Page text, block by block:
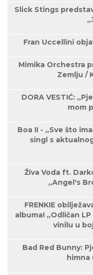
Slick Stings
Fran Uccellini
Mimika Orchestra
Zemlju /
DORA VESTIĆ:
mom
Boa II - „Sve što
singl s
Živa Voda ft.
„Angel's
FRENKIE
albuma! „Odličan
vinilu u
Bad Red Bunny:
himna